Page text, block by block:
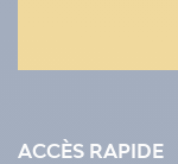
ACCÈS RAPIDE